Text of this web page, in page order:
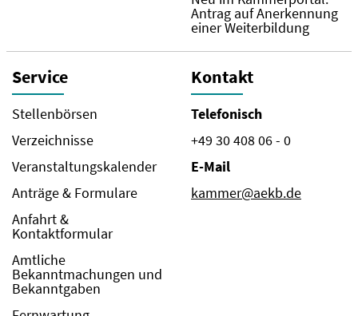
Antrag auf Anerkennung
einer Weiterbildung
Service
Stellenbörsen
Verzeichnisse
Veranstaltungskalender
Anträge & Formulare
Anfahrt &
Kontaktformular
Amtliche
Bekanntmachungen und
Bekanntgaben
Kontakt
Telefonisch
+49 30 408 06 - 0
E-Mail
kammer@aekb.de